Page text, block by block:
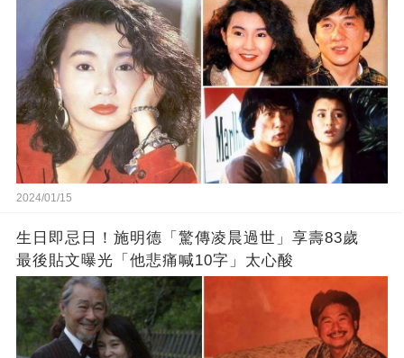
2024/01/15
生日即忌日！施明德「驚傳凌晨過世」享壽83歲
最後貼文曝光「他悲痛喊10字」太心酸